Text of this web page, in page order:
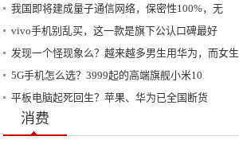
我国即将建成量子通信网络，保密性100%，无
vivo手机别乱买，这一款是旗下公认口碑最好
发现一个怪现象么？越来越多男生用华为，而女生
5G手机怎么选？3999起的高端旗舰小米10
平板电脑起死回生？苹果、华为已全国断货
消费